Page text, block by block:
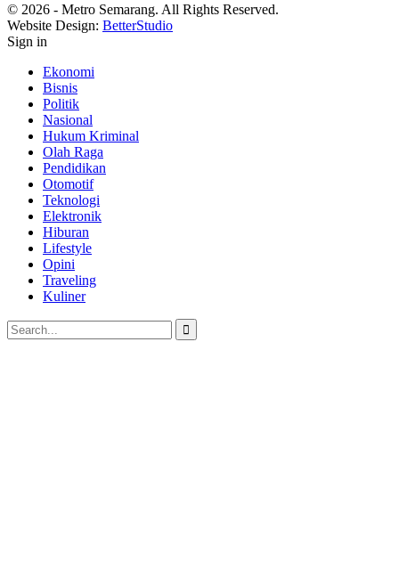
© 2026 - Metro Semarang. All Rights Reserved.
Website Design: BetterStudio
Sign in
Ekonomi
Bisnis
Politik
Nasional
Hukum Kriminal
Olah Raga
Pendidikan
Otomotif
Teknologi
Elektronik
Hiburan
Lifestyle
Opini
Traveling
Kuliner